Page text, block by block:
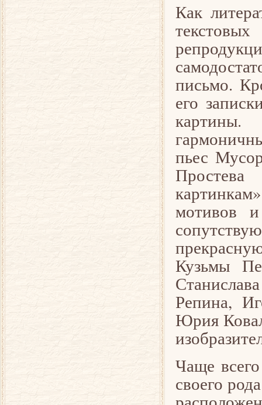
Как
письмо.
его
картины.
пьес
мотивов
Кузьмы
Репина,
Юрия
Чаще
своего